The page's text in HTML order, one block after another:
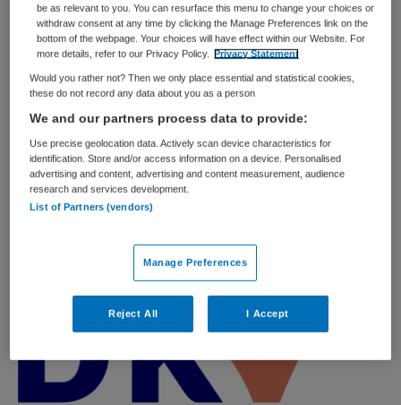
ERVARING
Ervaren
DIENSTVERBAND
Fulltime
Vacature niet beschikbaar
zzp bij BKV is niet meer actueel. Hieronder staan enkele
vergelijkbare vacatures die voor u wellicht interessant
zijn.
be as relevant to you. You can resurface this menu to change your choices or
withdraw consent at any time by clicking the Manage Preferences link on the
bottom of the webpage. Your choices will have effect within our Website. For
more details, refer to our Privacy Policy.
Privacy Statement
Would you rather not? Then we only place essential and statistical cookies,
these do not record any data about you as a person
We and our partners process data to provide:
Use precise geolocation data. Actively scan device characteristics for
identification. Store and/or access information on a device. Personalised
advertising and content, advertising and content measurement, audience
research and services development.
List of Partners (vendors)
Manage Preferences
Reject All I Accept